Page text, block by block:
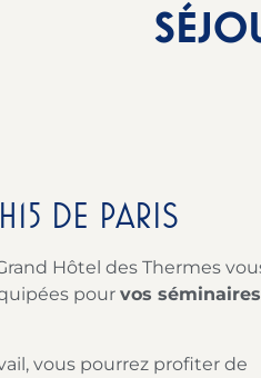
DE PARIS
Hôtel des Thermes
pour vos séminaires
vous pourrez profiter de